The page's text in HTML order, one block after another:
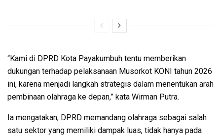
“Kami di DPRD Kota Payakumbuh tentu memberikan
dukungan terhadap pelaksanaan Musorkot KONI tahun 2026
ini, karena menjadi langkah strategis dalam menentukan arah
pembinaan olahraga ke depan,” kata Wirman Putra.
Ia mengatakan, DPRD memandang olahraga sebagai salah
satu sektor yang memiliki dampak luas, tidak hanya pada